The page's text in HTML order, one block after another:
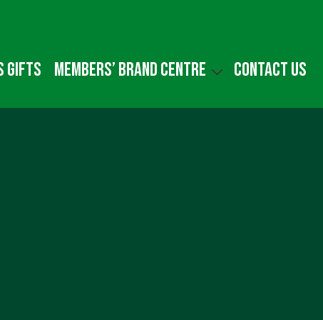
gifts Members’ Brand Centre Contact us